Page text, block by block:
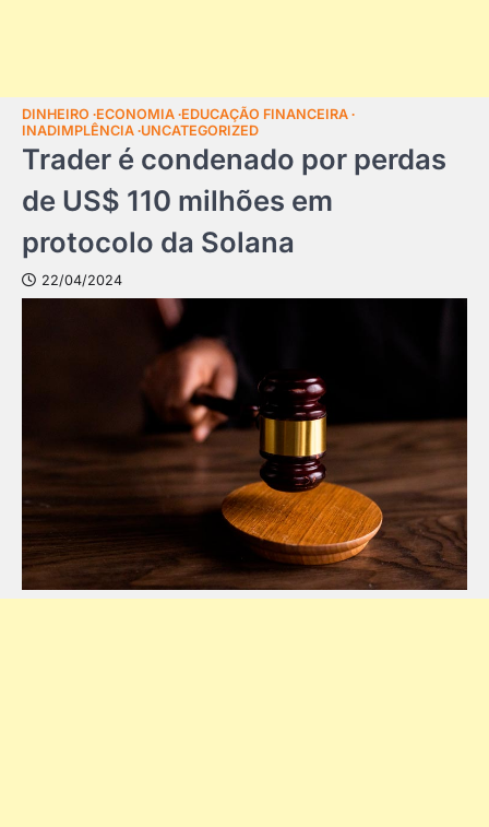
DINHEIRO ECONOMIA EDUCAÇÃO FINANCEIRA
INADIMPLÊNCIA UNCATEGORIZED
Trader é condenado por perdas
de US$ 110 milhões em
protocolo da Solana
22/04/2024